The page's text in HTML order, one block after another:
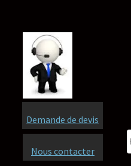
Demande de devis
Nous contacter